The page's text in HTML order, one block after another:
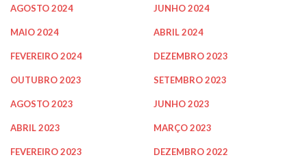
AGOSTO 2024 JUNHO 2024
MAIO 2024 ABRIL 2024
FEVEREIRO 2024 DEZEMBRO 2023
OUTUBRO 2023 SETEMBRO 2023
AGOSTO 2023 JUNHO 2023
ABRIL 2023 MARÇO 2023
FEVEREIRO 2023 DEZEMBRO 2022